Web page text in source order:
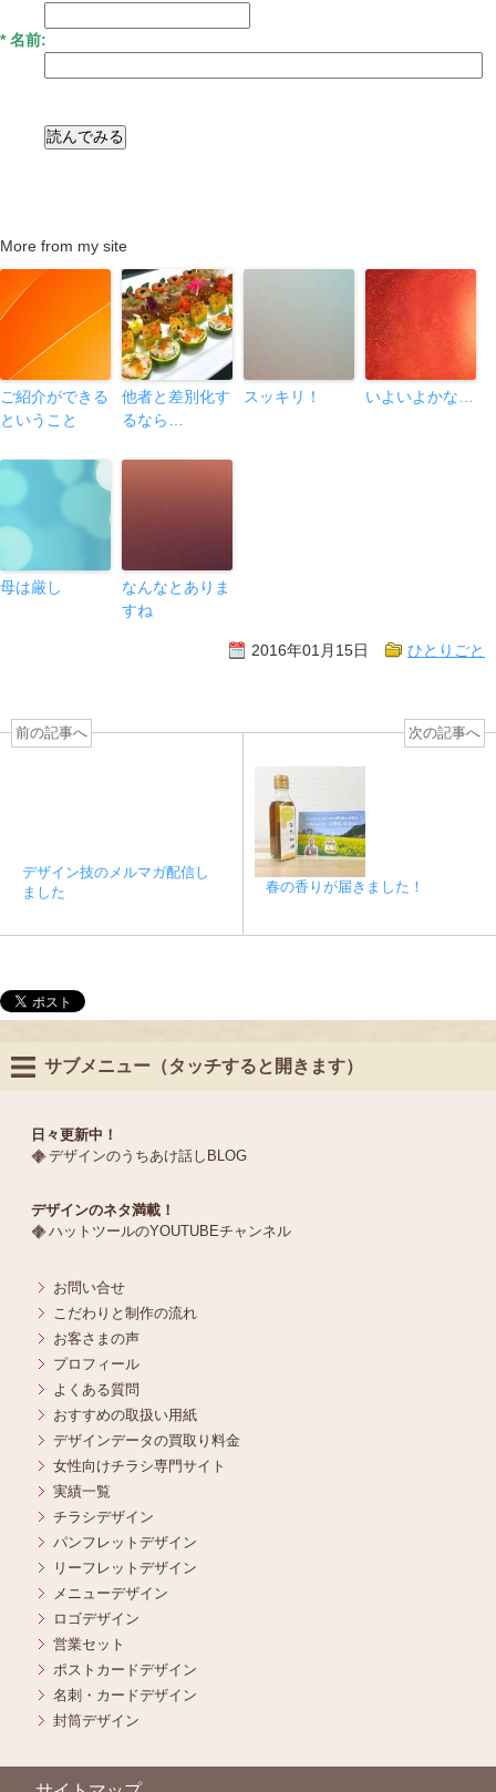
* 名前:
More from my site
ご紹介ができる
ということ
他者と差別化す
るなら…
スッキリ！ いよいよかな…
母は厳し
なんなとありま
すね
2016年01月15日 ひとりごと
前の記事へ
デザイン技のメルマガ配信し
ました
次の記事へ
春の香りが届きました！
サブメニュー（タッチすると開きます）
日々更新中！
デザインのうちあけ話しBLOG
デザインのネタ満載！
ハットツールのYOUTUBEチャンネル
お問い合せ
こだわりと制作の流れ
お客さまの声
プロフィール
よくある質問
おすすめの取扱い用紙
デザインデータの買取り料金
女性向けチラシ専門サイト
実績一覧
チラシデザイン
パンフレットデザイン
リーフレットデザイン
メニューデザイン
ロゴデザイン
営業セット
ポストカードデザイン
名刺・カードデザイン
封筒デザイン